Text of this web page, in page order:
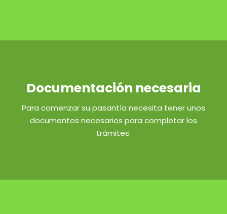
Documentación necesaria
Para comenzar su pasantía necesita tener unos
documentos necesarios para completar los
trámites.